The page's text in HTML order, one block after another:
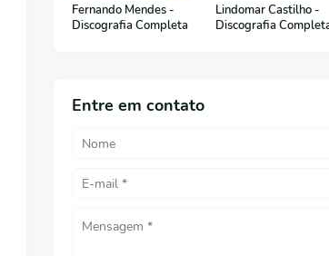
Fernando Mendes -
Discografia Completa
Lindomar Castilho -
Discografia
Entre em contato